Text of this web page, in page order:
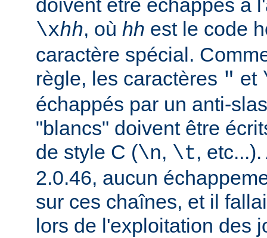
doivent être échappés à
\xhh, où hh est le code
caractère spécial.
règle, les caractères " et
échappés par un anti-
"blancs" doivent être
de style C (\n, \t,
2.0.46, aucun
sur ces chaînes, et il
lors de l'exploitation des